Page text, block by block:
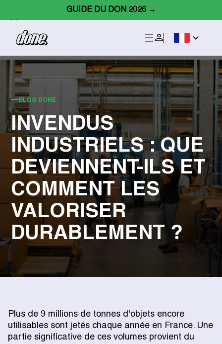
GUIDE DU DON 2026 →
BLOG DONE
INVENDUS
INDUSTRIELS : QUE
DEVIENNENT-ILS ET
COMMENT LES
VALORISER
DURABLEMENT ?
Plus de 9 millions de tonnes d'objets encore
utilisables sont jetés chaque année en France. Une
partie significative de ces volumes provient du